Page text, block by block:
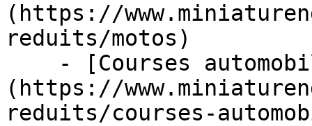
(https://
reduits/motos)
(https://
reduits/courses-